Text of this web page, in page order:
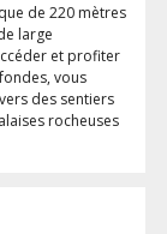
de 220 mètres
large
et profiter
vous
des sentiers
rocheuses